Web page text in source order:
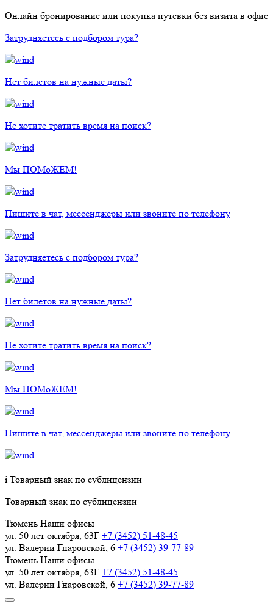
Онлайн бронирование или покупка путевки без визита в офис
Затрудняетесь с подбором тура?
Нет билетов на нужные даты?
Не хотите тратить время на поиск?
Мы ПОМоЖЕМ!
Пишите в чат, мессенджеры или звоните по телефону
Затрудняетесь с подбором тура?
Нет билетов на нужные даты?
Не хотите тратить время на поиск?
Мы ПОМоЖЕМ!
Пишите в чат, мессенджеры или звоните по телефону
i Товарный знак по сублицензии
Товарный знак по сублицензии
Тюмень Наши офисы
ул. 50 лет октября, 63Г +7 (3452) 51-48-45
ул. Валерии Гнаровской, 6 +7 (3452) 39-77-89
Тюмень Наши офисы
ул. 50 лет октября, 63Г +7 (3452) 51-48-45
ул. Валерии Гнаровской, 6 +7 (3452) 39-77-89